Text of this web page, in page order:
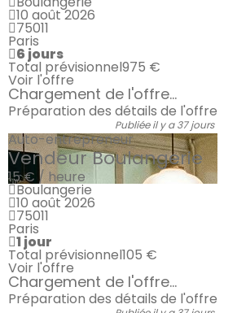
10 août 2026
75011
Paris
6 jours
Total prévisionnel975 €
Voir l'offre
Chargement de l'offre...
Préparation des détails de l'offre
Publiée il y a 37 jours
Auto-entrepreneur
Vendeur Boulangerie
15 € / heure
Boulangerie
10 août 2026
75011
Paris
1 jour
Total prévisionnel105 €
Voir l'offre
Chargement de l'offre...
Préparation des détails de l'offre